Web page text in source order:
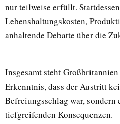
nur teilweise erfüllt.
Lebenshaltungskosten,
anhaltende Debatte über die
Insgesamt steht
Erkenntnis, dass der Austritt
Befreiungsschlag war,
tiefgreifenden Konsequenzen.